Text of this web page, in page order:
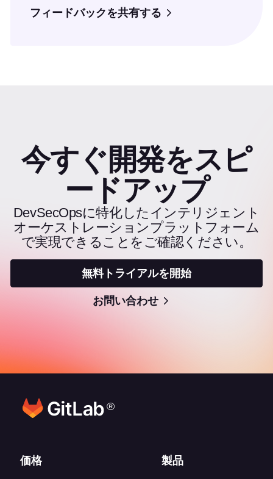
フィードバックを共有する
今すぐ開発をスピ
ードアップ
DevSecOpsに特化したインテリジェント
オーケストレーションプラットフォーム
で実現できることをご確認ください。
無料トライアルを開始
お問い合わせ
®
フッターリンク
価格 製品